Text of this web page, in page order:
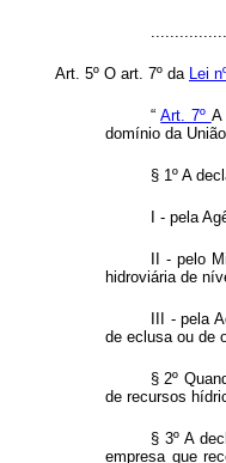
Art. 5º O art. 7º da Lei
“Art. 7º A
domínio da
§ 1º A
I - pela
II - pelo
hidroviária de
III - pela
de eclusa ou de
§ 2º
de recursos
§ 3º A
empresa que